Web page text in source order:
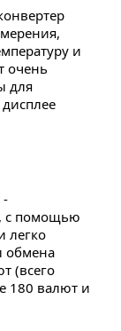
и
очень
для
-
с помощью
легко
обмена
(всего
180 валют и